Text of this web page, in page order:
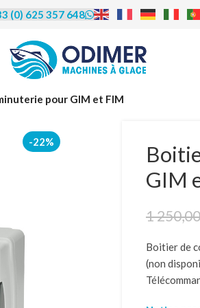
| Leasing |
LOA
proposons de vous accompagner
le crédit bail (leasing) et
avec option d’achat (LOA).
de cet accompagnement et en
les modalités, contactez-nous
(0) 625 357 648
pour GIM et FIM
-22%
GIM
1 250,00
Boitier de
(non